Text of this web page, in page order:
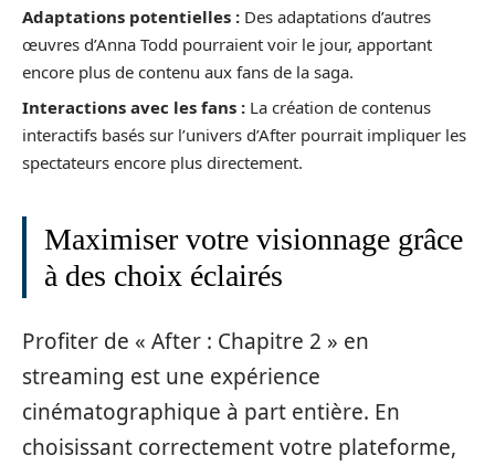
Adaptations potentielles : Des adaptations d’autres
œuvres d’Anna Todd pourraient voir le jour, apportant
encore plus de contenu aux fans de la saga.
Interactions avec les fans : La création de contenus
interactifs basés sur l’univers d’After pourrait impliquer les
spectateurs encore plus directement.
Maximiser votre visionnage grâce
à des choix éclairés
Profiter de « After : Chapitre 2 » en
streaming est une expérience
cinématographique à part entière. En
choisissant correctement votre plateforme,